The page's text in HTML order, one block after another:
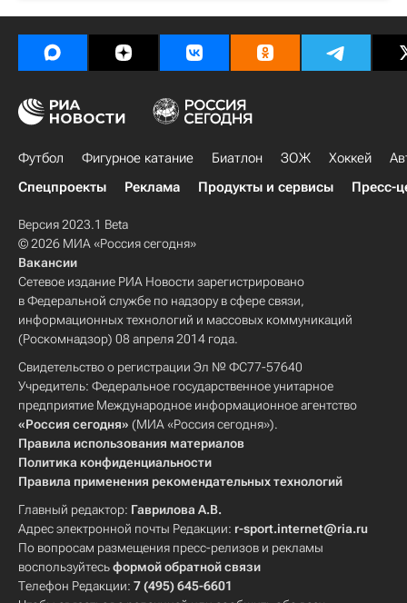
Футбол Фигурное катание Биатлон ЗОЖ Хоккей
Спецпроекты
Реклама Продукты и сервисы Пресс-
Версия 2023.1 Beta
© 2026 МИА «Россия сегодня»
Вакансии
Сетевое издание РИА Новости зарегистрировано
в Федеральной службе по надзору в сфере связи,
информационных технологий и массовых коммуникаций
(Роскомнадзор) 08 апреля 2014 года.
Свидетельство о регистрации Эл № ФС77-57640
Учредитель: Федеральное государственное унитарное
предприятие Международное информационное агентство
«Россия сегодня» (МИА «Россия сегодня»).
Правила использования материалов
Политика конфиденциальности
Правила применения рекомендательных технологий
Главный редактор: Гаврилова А.В.
Адрес электронной почты Редакции: r-sport.internet@ria.ru
По вопросам размещения пресс-релизов и рекламы
воспользуйтесьформой обратной связи
Телефон Редакции: 7 (495) 645-6601